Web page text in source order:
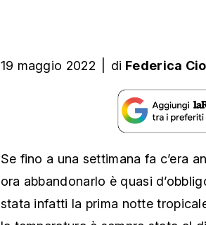
19 maggio 2022 di Federica
Se fino a una settimana fa c’era
ora abbandonarlo è quasi
stata infatti la prima notte